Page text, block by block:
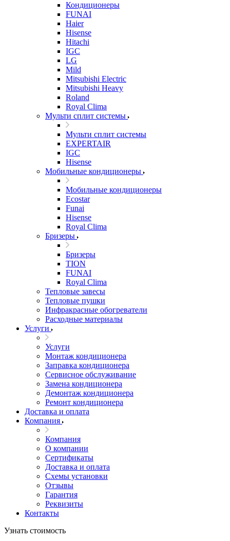
Кондиционеры
FUNAI
Haier
Hisense
Hitachi
IGC
LG
Mild
Mitsubishi Electric
Mitsubishi Heavy
Roland
Royal Clima
Мульти сплит системы
Мульти сплит системы
EXPERTAIR
IGC
Hisense
Мобильные кондиционеры
Мобильные кондиционеры
Ecostar
Funai
Hisense
Royal Clima
Бризеры
Бризеры
TION
FUNAI
Royal Clima
Тепловые завесы
Тепловые пушки
Инфракрасные обогреватели
Расходные материалы
Услуги
Услуги
Монтаж кондиционера
Заправка кондиционера
Сервисное обслуживание
Замена кондиционера
Демонтаж кондиционера
Ремонт кондиционера
Доставка и оплата
Компания
Компания
О компании
Сертификаты
Доставка и оплата
Схемы установки
Отзывы
Гарантия
Реквизиты
Контакты
Узнать стоимость